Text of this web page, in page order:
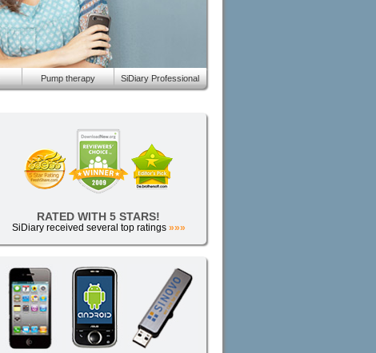
Pump therapy SiDiary Professional
RATED WITH 5 STARS!
SiDiary received several top ratings »»»